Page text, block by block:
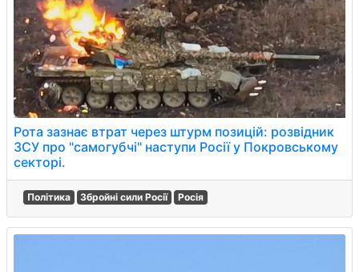
Рота зазнає втрат через штурм позицій: розвідник
ЗСУ про "самогубчі" наступи Росії у Покровському
секторі.
Політика Збройні сили Росії Росія